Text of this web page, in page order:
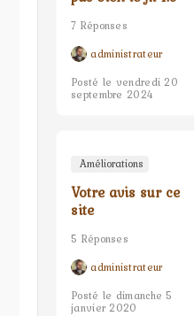
7 Réponses
administrateur
Posté le vendredi 20
septembre 2024
Améliorations
Votre avis sur ce
site
5 Réponses
administrateur
Posté le dimanche 5
janvier 2020